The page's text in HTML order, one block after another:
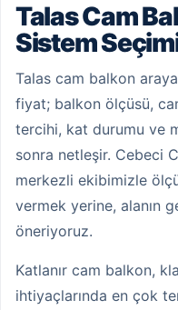
Talas Cam
Sistem
Talas cam balkon
fiyat; balkon ölçüsü,
tercihi, kat durumu ve
sonra netleşir. Cebeci
merkezli ekibimizle
vermek yerine, alanın
öneriyoruz.
Katlanır cam balkon,
ihtiyaçlarında en çok